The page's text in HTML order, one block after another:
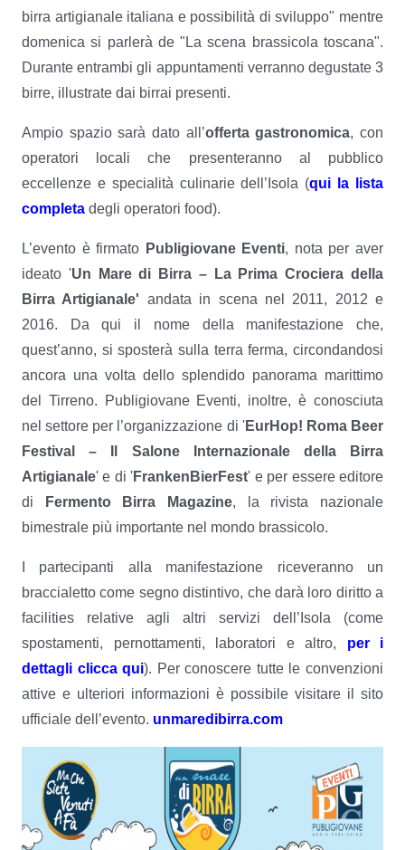
birra artigianale italiana e possibilità di sviluppo" mentre
domenica si parlerà de "La scena brassicola toscana".
Durante entrambi gli appuntamenti verranno degustate 3
birre, illustrate dai birrai presenti.
Ampio spazio sarà dato all’offerta gastronomica, con
operatori locali che presenteranno al pubblico
eccellenze e specialità culinarie dell’Isola (qui la lista
completa degli operatori food).
L’evento è firmato Publigiovane Eventi, nota per aver
ideato 'Un Mare di Birra – La Prima Crociera della
Birra Artigianale' andata in scena nel 2011, 2012 e
2016. Da qui il nome della manifestazione che,
quest’anno, si sposterà sulla terra ferma, circondandosi
ancora una volta dello splendido panorama marittimo
del Tirreno. Publigiovane Eventi, inoltre, è conosciuta
nel settore per l’organizzazione di 'EurHop! Roma Beer
Festival – Il Salone Internazionale della Birra
Artigianale' e di 'FrankenBierFest' e per essere editore
di
Fermento Birra Magazine, la rivista nazionale
bimestrale più importante nel mondo brassicolo.
I partecipanti alla manifestazione riceveranno un
braccialetto come segno distintivo, che darà loro diritto a
facilities relative agli altri servizi dell’Isola (come
spostamenti, pernottamenti, laboratori e altro, per i
dettagli clicca qui). Per conoscere tutte le convenzioni
attive e ulteriori informazioni è possibile visitare il sito
ufficiale dell’evento. unmaredibirra.com